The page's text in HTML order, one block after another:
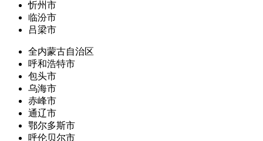
忻州市
临汾市
吕梁市
全内蒙古自治区
呼和浩特市
包头市
乌海市
赤峰市
通辽市
鄂尔多斯市
呼伦贝尔市